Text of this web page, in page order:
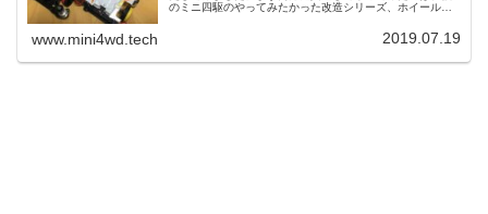
のミニ四駆のやってみたかった改造シリーズ、ホイール貫
www.mini4wd.tech 2019.07.19